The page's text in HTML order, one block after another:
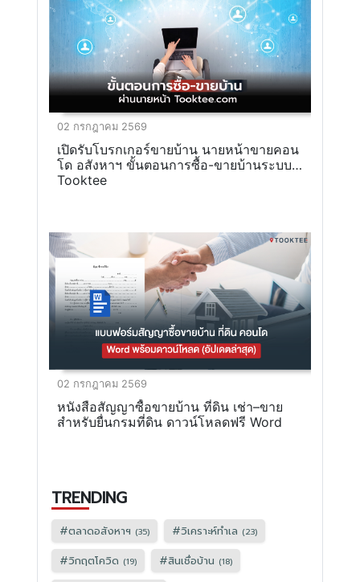
02 กรกฎาคม 2569
เปิดรับโบรกเกอร์ขายบ้าน นายหน้าขายคอน
โด อสังหาฯ ขั้นตอนการซื้อ-ขายบ้านระบบ
Tooktee
02 กรกฎาคม 2569
หนังสือสัญญาซื้อขายบ้าน ที่ดิน เช่า–ขาย
สำหรับยื่นกรมที่ดิน ดาวน์โหลดฟรี Word
TRENDING
#ตลาดอสังหาฯ (35) #วิเคราะห์ทำเล (23)
#วิกฤตโควิด (19) #สินเชื่อบ้าน (18)